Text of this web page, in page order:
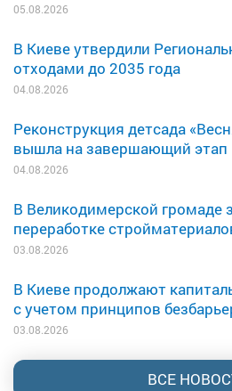
05.08.2026
В Киеве утвердили
отходами до 2035 года
04.08.2026
Реконструкция детсада
вышла на завершающий этап
04.08.2026
В Великодимерской громаде
переработке
03.08.2026
В Киеве продолжают
с учетом принципов
03.08.2026
ВСЕ